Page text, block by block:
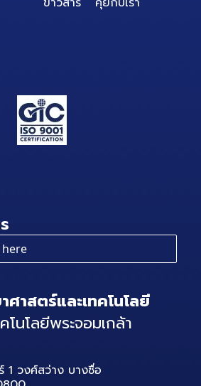
ศาสตร์และเทคโนโลยี
โนโลยีพระจอมเกล้า
1 วงศ์สว่าง บางซื่อ